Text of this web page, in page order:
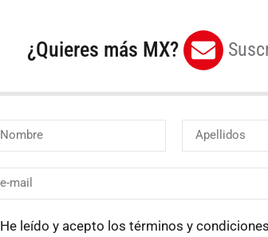
¿Quieres más MX?
He leído y acepto los términos y